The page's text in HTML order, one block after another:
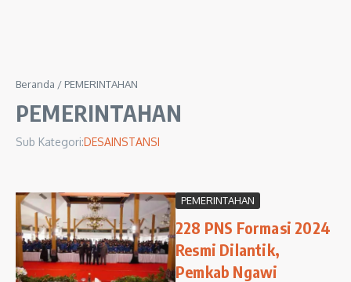
Beranda / PEMERINTAHAN
PEMERINTAHAN
Sub Kategori:DESAINSTANSI
PEMERINTAHAN
228 PNS Formasi 2024
Resmi Dilantik,
Pemkab Ngawi